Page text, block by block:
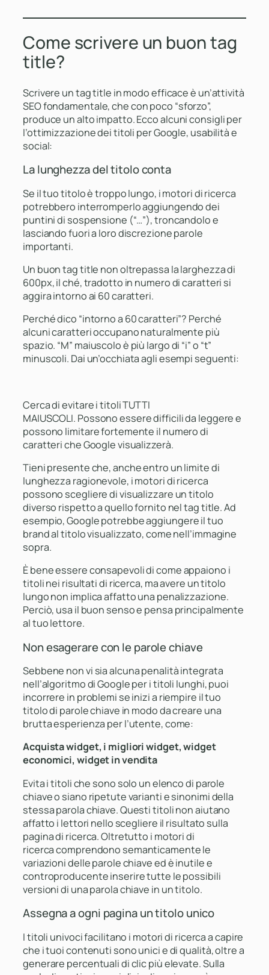
Come scrivere un buon tag
title?
Scrivere un tag title in modo efficace è un’attività
SEO fondamentale, che con poco “sforzo”,
produce un alto impatto. Ecco alcuni consigli per
l’ottimizzazione dei titoli per Google, usabilità e
social:
La lunghezza del titolo conta
Se il tuo titolo è troppo lungo, i motori di ricerca
potrebbero interromperlo aggiungendo dei
puntini di sospensione (“…”), troncandolo e
lasciando fuori a loro discrezione parole
importanti.
Un buon tag title non oltrepassa la larghezza di
600px, il ché, tradotto in numero di caratteri si
aggira intorno ai 60 caratteri.
Perché dico “intorno a 60 caratteri”? Perché
alcuni caratteri occupano naturalmente più
spazio. “M” maiuscolo è più largo di “i” o “t”
minuscoli. Dai un’occhiata agli esempi seguenti:
Cerca di evitare i titoli TUTTI
MAIUSCOLI. Possono essere difficili da leggere e
possono limitare fortemente il numero di
caratteri che Google visualizzerà.
Tieni presente che, anche entro un limite di
lunghezza ragionevole, i motori di ricerca
possono scegliere di visualizzare un titolo
diverso rispetto a quello fornito nel tag title. Ad
esempio, Google potrebbe aggiungere il tuo
brand al titolo visualizzato, come nell’immagine
sopra.
È bene essere consapevoli di come appaiono i
titoli nei risultati di ricerca, ma avere un titolo
lungo non implica affatto una penalizzazione.
Perciò, usa il buon senso e pensa principalmente
al tuo lettore.
Non esagerare con le parole chiave
Sebbene non vi sia alcuna penalità integrata
nell’algoritmo di Google per i titoli lunghi, puoi
incorrere in problemi se inizi a riempire il tuo
titolo di parole chiave in modo da creare una
brutta esperienza per l’utente, come:
Acquista widget, i migliori widget, widget
economici, widget in vendita
Evita i titoli che sono solo un elenco di parole
chiave o siano ripetute varianti e sinonimi della
stessa parola chiave. Questi titoli non aiutano
affatto i lettori nello scegliere il risultato sulla
pagina di ricerca. Oltretutto i motori di
ricerca comprendono semanticamente le
variazioni delle parole chiave ed è inutile e
controproducente inserire tutte le possibili
versioni di una parola chiave in un titolo.
Assegna a ogni pagina un titolo unico
I titoli univoci facilitano i motori di ricerca a capire
che i tuoi contenuti sono unici e di qualità, oltre a
generare percentuali di clic più elevate. Sulla